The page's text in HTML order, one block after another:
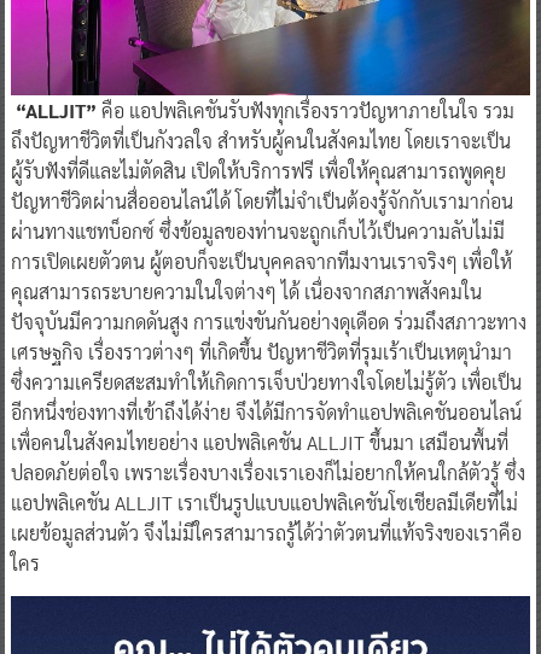
“ALLJIT” คือ แอปพลิเคชันรับฟังทุกเรื่องราวปัญหาภายในใจ รวม
ถึงปัญหาชีวิตที่เป็นกังวลใจ สำหรับผู้คนในสังคมไทย โดยเราจะเป็น
ผู้รับฟังที่ดีและไม่ตัดสิน เปิดให้บริการฟรี เพื่อให้คุณสามารถพูดคุย
ปัญหาชีวิตผ่านสื่อออนไลน์ได้ โดยที่ไม่จำเป็นต้องรู้จักกับเรามาก่อน
ผ่านทางแชทบ็อกซ์ ซึ่งข้อมูลของท่านจะถูกเก็บไว้เป็นความลับไม่มี
การเปิดเผยตัวตน ผู้ตอบก็จะเป็นบุคคลจากทีมงานเราจริงๆ เพื่อให้
คุณสามารถระบายความในใจต่างๆ ได้ เนื่องจากสภาพสังคมใน
ปัจจุบันมีความกดดันสูง การแข่งขันกันอย่างดุเดือด ร่วมถึงสภาวะทาง
เศรษฐกิจ เรื่องราวต่างๆ ที่เกิดขึ้น ปัญหาชีวิตที่รุมเร้าเป็นเหตุนำมา
ซึ่งความเครียดสะสมทำให้เกิดการเจ็บป่วยทางใจโดยไม่รู้ตัว เพื่อเป็น
อีกหนึ่งช่องทางที่เข้าถึงได้ง่าย จึงได้มีการจัดทำแอปพลิเคชันออนไลน์
เพื่อคนในสังคมไทยอย่าง แอปพลิเคชัน ALLJIT ขึ้นมา เสมือนพื้นที่
ปลอดภัยต่อใจ เพราะเรื่องบางเรื่องเราเองก็ไม่อยากให้คนใกล้ตัวรู้ ซึ่ง
แอปพลิเคชัน ALLJIT เราเป็นรูปแบบแอปพลิเคชันโซเชียลมีเดียที่ไม่
เผยข้อมูลส่วนตัว จึงไม่มีใครสามารถรู้ได้ว่าตัวตนที่แท้จริงของเราคือ
ใคร